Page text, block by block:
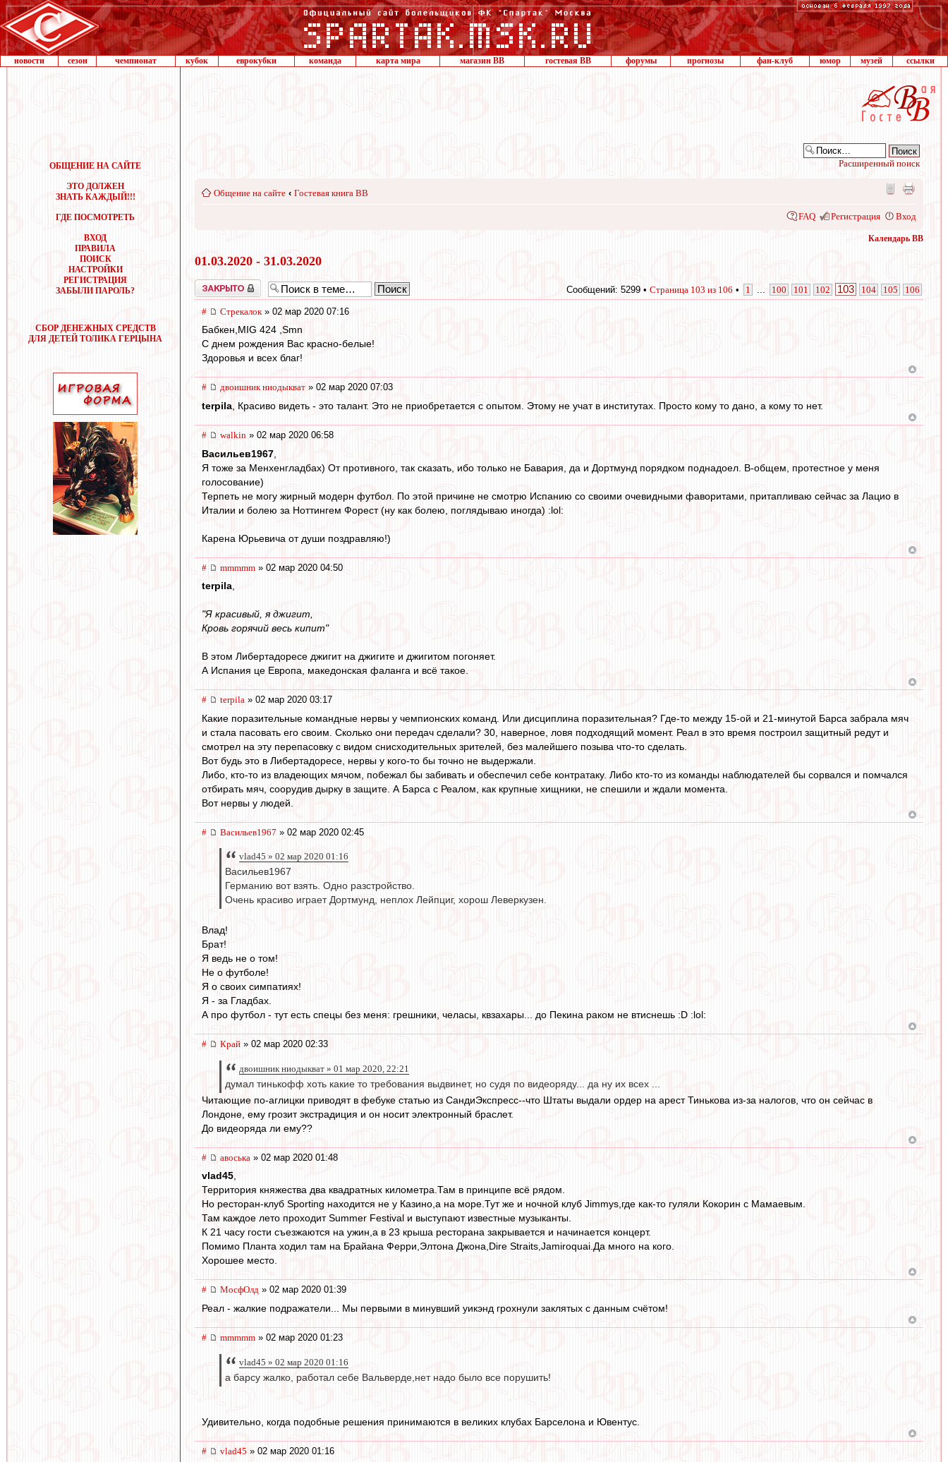
новости сезон чемпионат кубок еврокубки команда карта мира магазин ВВ гостевая ВВ форумы прогнозы фан-клуб юмор музей ссылки
ОБЩЕНИЕ НА САЙТЕ
ЭТО ДОЛЖЕН
ЗНАТЬ КАЖДЫЙ!!!
ГДЕ ПОСМОТРЕТЬ
ВХОД
ПРАВИЛА
ПОИСК
НАСТРОЙКИ
РЕГИСТРАЦИЯ
ЗАБЫЛИ ПАРОЛЬ?
СБОР ДЕНЕЖНЫХ СРЕДСТВ
ДЛЯ ДЕТЕЙ ТОЛИКА ГЕРЦЫНА
Расширенный поиск
Общение на сайте ‹ Гостевая книга ВВ
FAQ Регистрация Вход
Календарь ВВ
01.03.2020 - 31.03.2020
Закрыто Сообщений: 5299 • Страница 103 из 106 • 1 100 101 102 103 104 105 106
# Стрекалок » 02 мар 2020 07:16
Бабкен,MIG 424 ,Smn
С днем рождения Вас красно-белые!
Здоровья и всех благ!
# двоишник ниодыкват » 02 мар 2020 07:03
terpila , Красиво видеть - это талант. Это не приобретается с опытом. Этому не учат в институтах. Просто кому то дано, а кому то нет.
# walkin » 02 мар 2020 06:58
Васильев1967
Я тоже за Менхенгладбах) От противного, так сказать, ибо только не Бавария, да и Дортмунд порядком поднадоел. В-общем, протестное у меня
голосование)
Терпеть не могу жирный модерн футбол. По этой причине не смотрю Испанию со своими очевидными фаворитами, притапливаю сейчас за Лацио в
Италии и болею за Ноттингем Форест (ну как болею, поглядываю иногда) :lol:
Карена Юрьевича от души поздравляю!)
# mmmmm » 02 мар 2020 04:50
terpila,
"Я красивый, я джигит,
Кровь горячий весь кипит"
В этом Либертадоресе джигит на джигите и джигитом погоняет.
А Испания це Европа, македонская фаланга и всё такое.
# terpila » 02 мар 2020 03:17
Какие поразительные командные нервы у чемпионских команд. Или дисциплина поразительная? Где-то между 15-ой и 21-минутой Барса забрала мяч
и стала пасовать его своим. Сколько они передач сделали? 30, наверное, ловя подходящий момент. Реал в это время построил защитный редут и
смотрел на эту перепасовку с видом снисходительных зрителей, без малейшего позыва что-то сделать.
Вот будь это в Либертадоресе, нервы у кого-то бы точно не выдержали.
Либо, кто-то из владеющих мячом, побежал бы забивать и обеспечил себе контратаку. Либо кто-то из команды наблюдателей бы сорвался и помчался
отбирать мяч, соорудив дырку в защите. А Барса с Реалом, как крупные хищники, не спешили и ждали момента.
Вот нервы у людей.
# Васильев1967 » 02 мар 2020 02:45
vlad45 » 02 мар 2020 01:16
Васильев1967
Германию вот взять. Одно разстройство.
Очень красиво играет Дортмунд, неплох Лейпциг, хорош Леверкузен.
Влад!
Брат!
Я ведь не о том!
Не о футболе!
Я о своих симпатиях!
Я - за Гладбах.
А про футбол - тут есть спецы без меня: грешники, челасы, квзахары... до Пекина раком не втиснешь :D :lol:
# Край » 02 мар 2020 02:33
двоишник ниодыкват » 01 мар 2020, 22:21
думал тинькофф хоть какие то требования выдвинет, но судя по видеоряду... да ну их всех ...
Читающие по-аглицки приводят в фебуке статью из СандиЭкспресс--что Штаты выдали ордер на арест Тинькова из-за налогов, что он сейчас в
Лондоне, ему грозит экстрадиция и он носит электронный браслет.
До видеоряда ли ему??
# авоська » 02 мар 2020 01:48
vlad45,
Территория княжества два квадратных километра.Там в принципе всё рядом.
Но ресторан-клуб Sporting находится не у Казино,а на море.Тут же и ночной клуб Jimmys,где как-то гуляли Кокорин с Мамаевым.
Там каждое лето проходит Summer Festival и выступают известные музыканты.
К 21 часу гости съезжаются на ужин,а в 23 крыша ресторана закрывается и начинается концерт.
Помимо Планта ходил там на Брайана Ферри,Элтона Джона,Dire Straits,Jamiroquai.Да много на кого.
Хорошее место.
# МосфОлд » 02 мар 2020 01:39
Реал - жалкие подражатели... Мы первыми в минувший уикэнд грохнули заклятых с данным счётом!
# mmmmm » 02 мар 2020 01:23
vlad45 » 02 мар 2020 01:16
а барсу жалко, работал себе Вальверде,нет надо было все порушить!
Удивительно, когда подобные решения принимаются в великих клубах Барселона и Ювентус.
# vlad45 » 02 мар 2020 01:16